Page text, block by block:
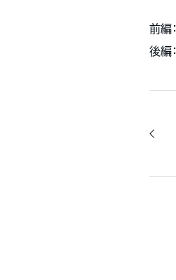
前編：
後編：